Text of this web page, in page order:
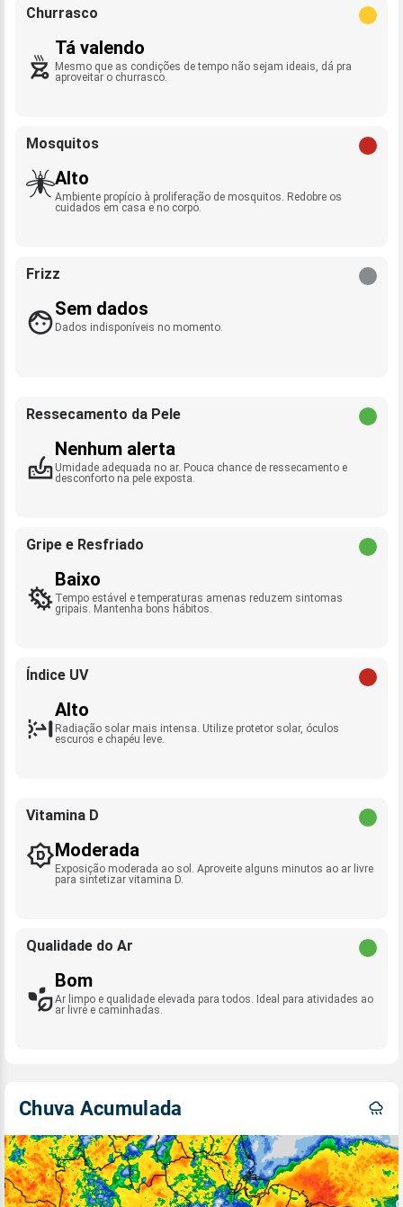
Churrasco
Tá valendo
Mesmo que as condições de tempo não sejam ideais, dá pra
aproveitar o churrasco.
Mosquitos
Alto
Ambiente propício à proliferação de mosquitos. Redobre os
cuidados em casa e no corpo.
Frizz
Sem dados
Dados indisponíveis no momento.
Ressecamento da Pele
Nenhum alerta
Umidade adequada no ar. Pouca chance de ressecamento e
desconforto na pele exposta.
Gripe e Resfriado
Baixo
Tempo estável e temperaturas amenas reduzem sintomas
gripais. Mantenha bons hábitos.
Índice UV
Alto
Radiação solar mais intensa. Utilize protetor solar, óculos
escuros e chapéu leve.
Vitamina D
Moderada
Exposição moderada ao sol. Aproveite alguns minutos ao ar livre
para sintetizar vitamina D.
Qualidade do Ar
Bom
Ar limpo e qualidade elevada para todos. Ideal para atividades ao
ar livre e caminhadas.
Chuva Acumulada